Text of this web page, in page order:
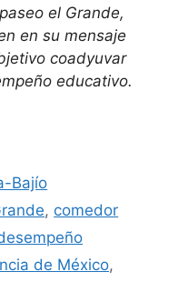
el Grande,
en su mensaje
coadyuvar
educativo.
Bajío
, comedor
de México,